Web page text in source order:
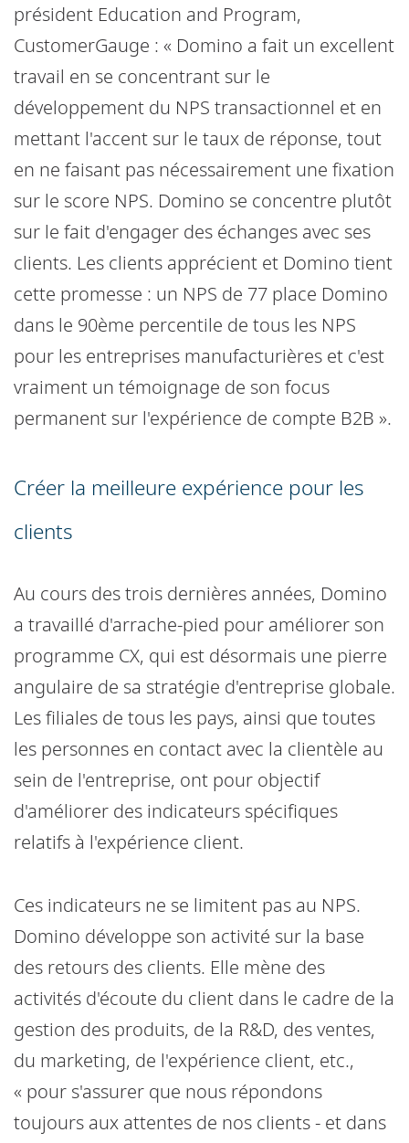
président Education and Program,
CustomerGauge : « Domino a fait un excellent
travail en se concentrant sur le
développement du NPS transactionnel et en
mettant l'accent sur le taux de réponse, tout
en ne faisant pas nécessairement une fixation
sur le score NPS. Domino se concentre plutôt
sur le fait d'engager des échanges avec ses
clients. Les clients apprécient et Domino tient
cette promesse : un NPS de 77 place Domino
dans le 90ème percentile de tous les NPS
pour les entreprises manufacturières et c'est
vraiment un témoignage de son focus
permanent sur l'expérience de compte B2B ».
Créer la meilleure expérience pour les
clients
Au cours des trois dernières années, Domino
a travaillé d'arrache-pied pour améliorer son
programme CX, qui est désormais une pierre
angulaire de sa stratégie d'entreprise globale.
Les filiales de tous les pays, ainsi que toutes
les personnes en contact avec la clientèle au
sein de l'entreprise, ont pour objectif
d'améliorer des indicateurs spécifiques
relatifs à l'expérience client.
Ces indicateurs ne se limitent pas au NPS.
Domino développe son activité sur la base
des retours des clients. Elle mène des
activités d'écoute du client dans le cadre de la
gestion des produits, de la R&D, des ventes,
du marketing, de l'expérience client, etc.,
« pour s'assurer que nous répondons
toujours aux attentes de nos clients - et dans